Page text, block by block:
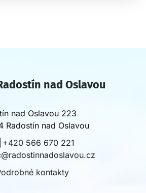
nad Oslavou
+420 566 670 221
nad Oslavou 223
Radostín nad Oslavou
kontakty